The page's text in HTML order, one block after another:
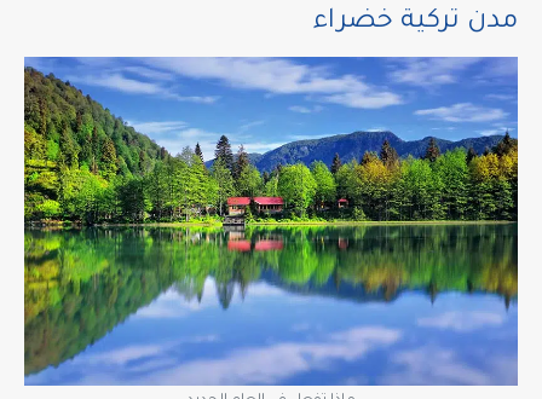
مدن تركية خضراء